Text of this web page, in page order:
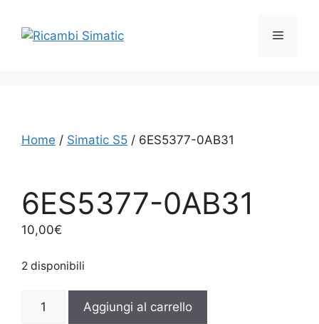
contenuto
Menu
Home / Simatic S5 / 6ES5377-0AB31
6ES5377-0AB31
10,00€
2 disponibili
0AB31
Aggiungi al carrello